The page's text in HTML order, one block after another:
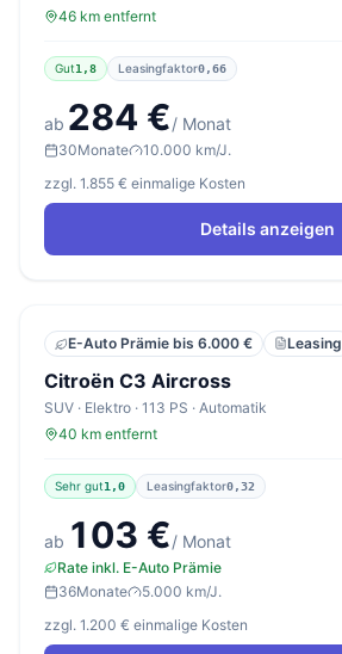
46 km entfernt
Gut1,8 Leasingfaktor0,66
ab 284 €/ Monat
30Monate
10.000 km/J.
zzgl. 1.855 € einmalige Kosten
Details anzeigen
E-Auto Prämie bis 6.000 € Leasing
Citroën C3 Aircross
SUV · Elektro · 113 PS · Automatik
40 km entfernt
Sehr gut1,0 Leasingfaktor0,32
ab 103 €/ Monat
Rate inkl. E-Auto Prämie
36Monate
5.000 km/J.
zzgl. 1.200 € einmalige Kosten